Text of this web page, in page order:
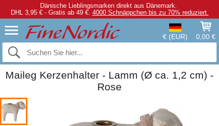
Dänische Lieblingsmarken direkt aus Dänemark.
DHL 3,95 € - Gratis ab 49 €. 4000 Schnäppchen bis zu 70% reduziert.
€ (EUR) 0,00 €
Maileg Kerzenhalter - Lamm (Ø ca. 1,2 cm) -
Rose